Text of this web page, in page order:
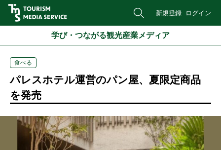
新規登録 ログイン
学び・つながる観光産業メディア
食べる
パレスホテル運営のパン屋、夏限定商品
を発売